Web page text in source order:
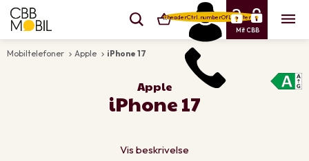
{{headerCtrl.numberOfLineItems}}
Mit CBB
Mobiltelefoner keyboard_arrow_right Apple keyboard_arrow_right iPhone 17
Apple
iPhone 17
Vis beskrivelse